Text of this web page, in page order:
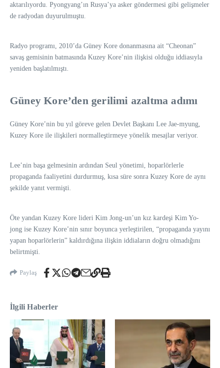
aktarılıyordu. Pyongyang’ın Rusya’ya asker göndermesi gibi gelişmeler
de radyodan duyurulmuştu.
Radyo programı, 2010’da Güney Kore donanmasına ait “Cheonan”
savaş gemisinin batmasında Kuzey Kore’nin ilişkisi olduğu iddiasıyla
yeniden başlatılmıştı.
Güney Kore’den gerilimi azaltma adımı
Güney Kore’nin bu yıl göreve gelen Devlet Başkanı Lee Jae-myung,
Kuzey Kore ile ilişkileri normalleştirmeye yönelik mesajlar veriyor.
Lee’nin başa gelmesinin ardından Seul yönetimi, hoparlörlerle
propaganda faaliyetini durdurmuş, kısa süre sonra Kuzey Kore de aynı
şekilde yanıt vermişti.
Öte yandan Kuzey Kore lideri Kim Jong-un’un kız kardeşi Kim Yo-
jong ise Kuzey Kore’nin sınır boyunca yerleştirilen, “propaganda yayını
yapan hoparlörlerin” kaldırdığına ilişkin iddiaların doğru olmadığını
belirtmişti.
Paylaş
İlgili Haberler